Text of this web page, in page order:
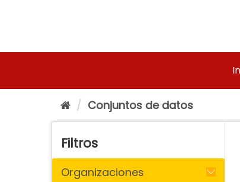
Conjuntos de datos
Filtros
Organizaciones